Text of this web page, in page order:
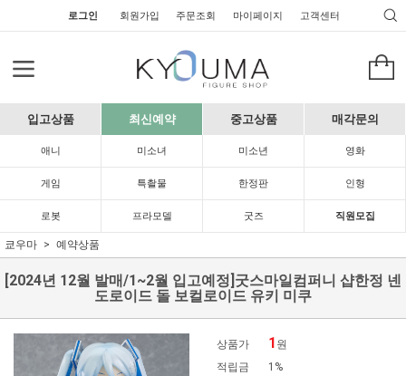
로그인 회원가입 주문조회 마이페이지 고객센터
입고상품 최신예약 중고상품 매각문의
애니 미소녀 미소년 영화
게임 특촬물 한정판 인형
로봇 프라모델 굿즈 직원모집
쿄우마 예약상품
[2024년 12월 발매/1~2월 입고예정]굿스마일컴퍼니 샵한정 넨
도로이드 돌 보컬로이드 유키 미쿠
상품가 1 원
적립금
1%